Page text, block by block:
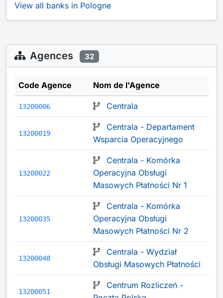
View all banks in Pologne
Agences 32
Code Agence Nom de l'Agence
13200006 Centrala
13200019
Centrala - Departament
Wsparcia Operacyjnego
13200022
Centrala - Komórka
Operacyjna Obsługi
Masowych Płatności Nr 1
13200035
Centrala - Komórka
Operacyjna Obsługi
Masowych Płatności Nr 2
13200048
Centrala - Wydział
Obsługi Masowych Płatności
13200051
Centrum Rozliczeń -